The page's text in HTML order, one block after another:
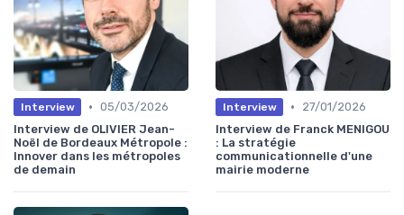
Interview • 05/03/2026
Interview de OLIVIER Jean-
Noël de Bordeaux Métropole :
Innover dans les métropoles
de demain
Interview •
27/01/2026
Interview de Franck MENIGOU
: La stratégie
communicationnelle d'une
mairie moderne